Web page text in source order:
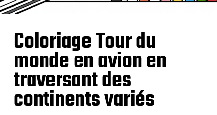
Coloriage Tour du
monde en avion en
traversant des
continents variés